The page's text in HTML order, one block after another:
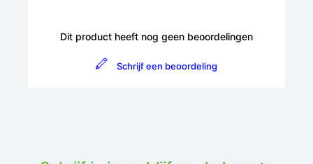
Dit product heeft nog geen beoordelingen
Schrijf een beoordeling